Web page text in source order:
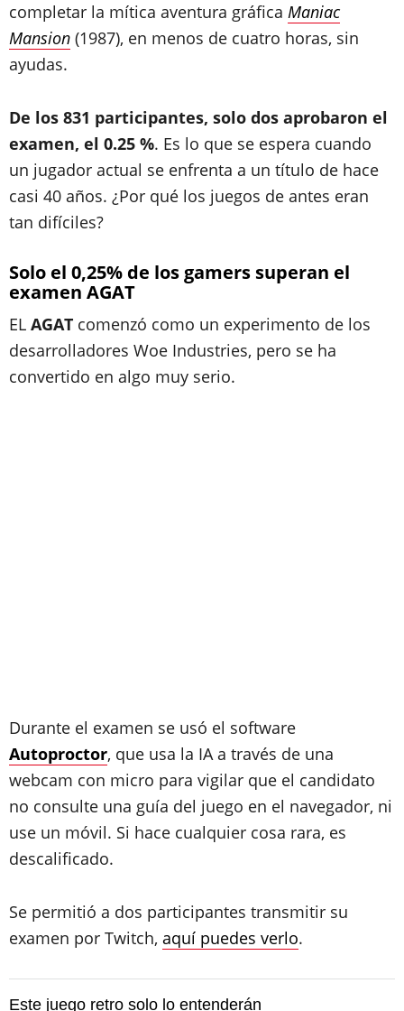
completar la mítica aventura gráfica Maniac
Mansion (1987), en menos de cuatro horas, sin
ayudas.
De los 831 participantes, solo dos aprobaron el
examen, el 0.25 %. Es lo que se espera cuando
un jugador actual se enfrenta a un título de hace
casi 40 años. ¿Por qué los juegos de antes eran
tan difíciles?
Solo el 0,25% de los gamers superan el
examen AGAT
EL AGAT comenzó como un experimento de los
desarrolladores Woe Industries, pero se ha
convertido en algo muy serio.
Durante el examen se usó el software
Autoproctor, que usa la IA a través de una
webcam con micro para vigilar que el candidato
no consulte una guía del juego en el navegador, ni
use un móvil. Si hace cualquier cosa rara, es
descalificado.
Se permitió a dos participantes transmitir su
examen por Twitch, aquí puedes verlo.
Este juego retro solo lo entenderán